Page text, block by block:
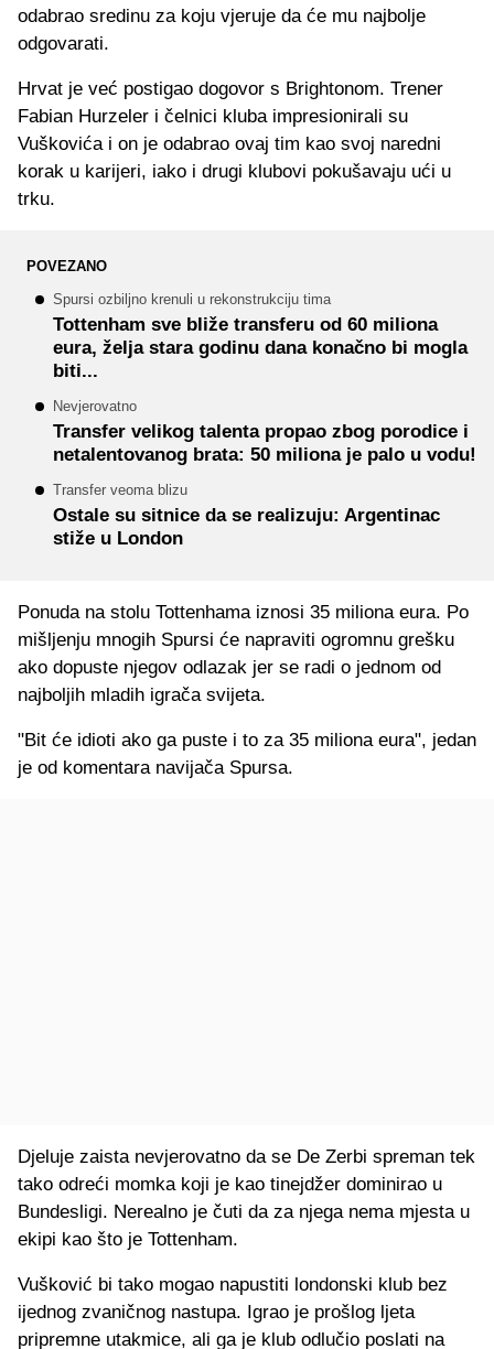
odabrao sredinu za koju vjeruje da će mu najbolje
odgovarati.
Hrvat je već postigao dogovor s Brightonom. Trener
Fabian Hurzeler i čelnici kluba impresionirali su
Vuškovića i on je odabrao ovaj tim kao svoj naredni
korak u karijeri, iako i drugi klubovi pokušavaju ući u
trku.
POVEZANO
Spursi ozbiljno krenuli u rekonstrukciju tima
Tottenham sve bliže transferu od 60 miliona
eura, želja stara godinu dana konačno bi mogla
biti...
Nevjerovatno
Transfer velikog talenta propao zbog porodice i
netalentovanog brata: 50 miliona je palo u vodu!
Transfer veoma blizu
Ostale su sitnice da se realizuju: Argentinac
stiže u London
Ponuda na stolu Tottenhama iznosi 35 miliona eura. Po
mišljenju mnogih Spursi će napraviti ogromnu grešku
ako dopuste njegov odlazak jer se radi o jednom od
najboljih mladih igrača svijeta.
"Bit će idioti ako ga puste i to za 35 miliona eura", jedan
je od komentara navijača Spursa.
Djeluje zaista nevjerovatno da se De Zerbi spreman tek
tako odreći momka koji je kao tinejdžer dominirao u
Bundesligi. Nerealno je čuti da za njega nema mjesta u
ekipi kao što je Tottenham.
Vušković bi tako mogao napustiti londonski klub bez
ijednog zvaničnog nastupa. Igrao je prošlog ljeta
pripremne utakmice, ali ga je klub odlučio poslati na